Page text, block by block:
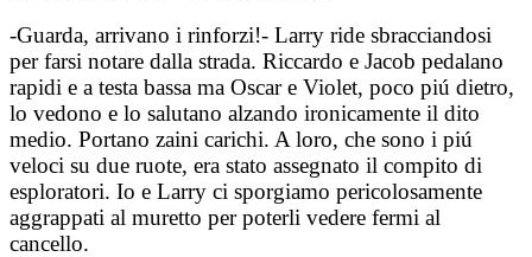
-Guarda, arrivano i rinforzi!- Larry ride sbracciandosi
per farsi notare dalla strada. Riccardo e Jacob pedalano
rapidi e a testa bassa ma Oscar e Violet, poco piú dietro,
lo vedono e lo salutano alzando ironicamente il dito
medio. Portano zaini carichi. A loro, che sono i piú
veloci su due ruote, era stato assegnato il compito di
esploratori. Io e Larry ci sporgiamo pericolosamente
aggrappati al muretto per poterli vedere fermi al
cancello.